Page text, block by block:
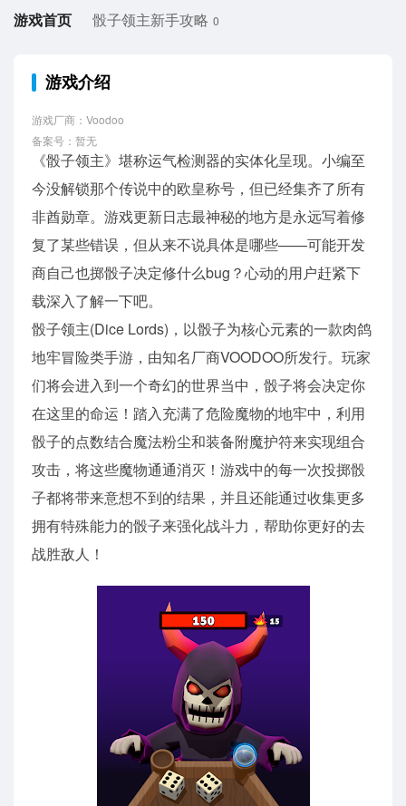
游戏首页 骰子领主新手攻略 0
游戏介绍
游戏厂商：Voodoo
备案号：暂无
《骰子领主》堪称运气检测器的实体化呈现。小编至
今没解锁那个传说中的欧皇称号，但已经集齐了所有
非酋勋章。游戏更新日志最神秘的地方是永远写着修
复了某些错误，但从来不说具体是哪些——可能开发
商自己也掷骰子决定修什么bug？心动的用户赶紧下
载深入了解一下吧。
骰子领主(Dice Lords)，以骰子为核心元素的一款肉鸽
地牢冒险类手游，由知名厂商VOODOO所发行。玩家
们将会进入到一个奇幻的世界当中，骰子将会决定你
在这里的命运！踏入充满了危险魔物的地牢中，利用
骰子的点数结合魔法粉尘和装备附魔护符来实现组合
攻击，将这些魔物通通消灭！游戏中的每一次投掷骰
子都将带来意想不到的结果，并且还能通过收集更多
拥有特殊能力的骰子来强化战斗力，帮助你更好的去
战胜敌人！